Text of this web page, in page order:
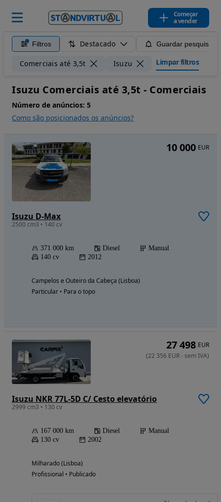
Começar
a vender
Filtros Destacado Guardar pesquisa
Comerciais até 3,5t Isuzu Limpar filtros
Isuzu Comerciais até 3,5t - Comerciais
Número de anúncios: 5
Como são posicionados os anúncios?
Isuzu D-Max
2500 cm3 • 140 cv
371 000 km Diesel
Manual
140 cv
2012
Campelos e Outeiro da Cabeça (Lisboa)
Particular • Para o topo
10 000 EUR
Isuzu NKR 77L-5D C/ Cesto elevatório
2999 cm3 • 130 cv
167 000 km Diesel
Manual
130 cv
2002
Milharado (Lisboa)
Profissional • Publicado
27 498 EUR
(22 356 EUR-sem IVA)